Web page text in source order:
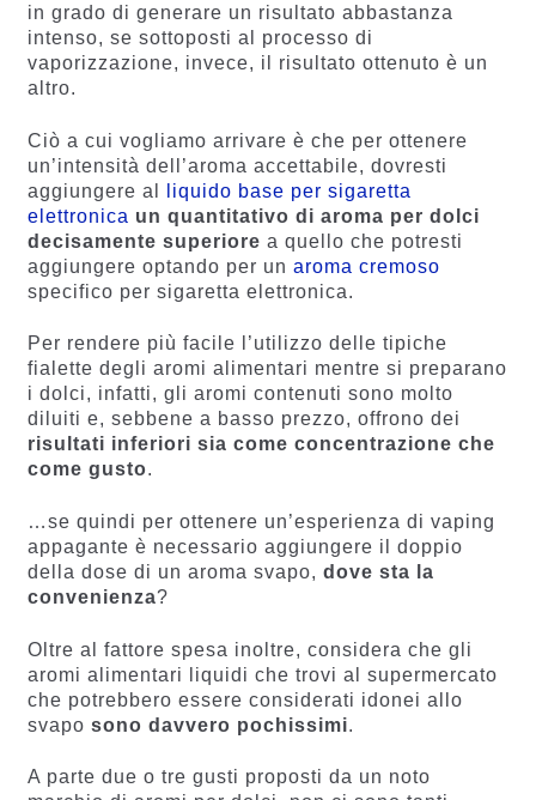
in grado di generare un risultato abbastanza
intenso, se sottoposti al processo di
vaporizzazione, invece, il risultato ottenuto è un
altro.
Ciò a cui vogliamo arrivare è che per ottenere
un’intensità dell’aroma accettabile, dovresti
aggiungere al
liquido base per sigaretta
elettronica un quantitativo di aroma per dolci
decisamente superiore a quello che potresti
aggiungere optando per un aroma cremoso
specifico per sigaretta elettronica.
Per rendere più facile l’utilizzo delle tipiche
fialette degli aromi alimentari mentre si preparano
i dolci, infatti, gli aromi contenuti sono molto
diluiti e, sebbene a basso prezzo, offrono dei
risultati inferiori sia come concentrazione che
come gusto.
…se quindi per ottenere un’esperienza di vaping
appagante è necessario aggiungere il doppio
della dose di un aroma svapo, dove sta la
convenienza?
Oltre al fattore spesa inoltre, considera che gli
aromi alimentari liquidi che trovi al supermercato
che potrebbero essere considerati idonei allo
svapo sono davvero pochissimi.
A parte due o tre gusti proposti da un noto